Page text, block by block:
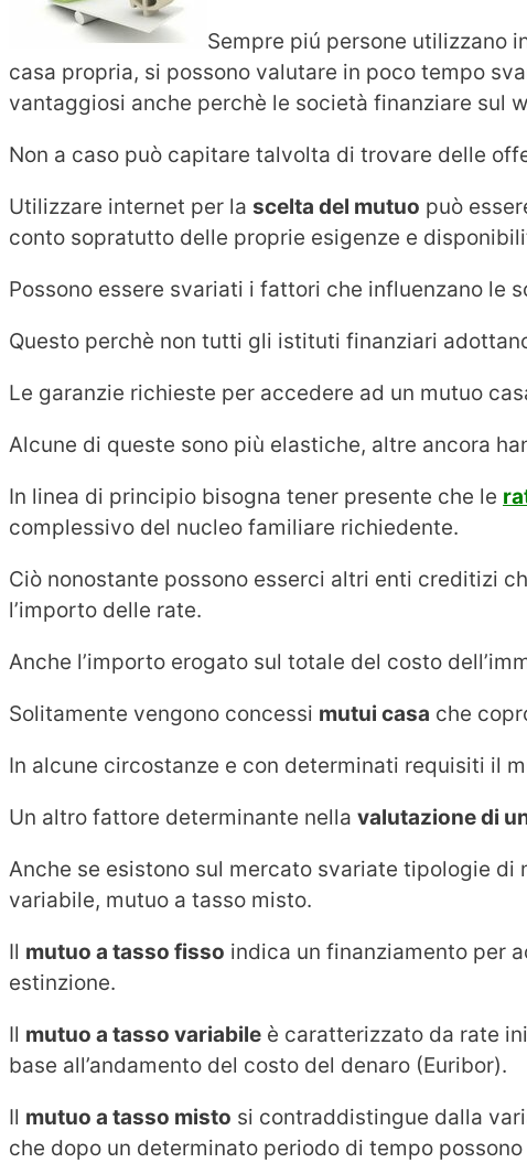
Sempre piú persone utilizzano
casa propria, si possono valutare in poco tempo
vantaggiosi anche perchè le società finanziare sul
Non a caso può capitare talvolta di trovare delle
Utilizzare internet per la scelta del mutuo può
conto sopratutto delle proprie esigenze e
Possono essere svariati i fattori che influenzano le
Questo perchè non tutti gli istituti finanziari
Le garanzie richieste per accedere ad un mutuo
Alcune di queste sono più elastiche, altre ancora
In linea di principio bisogna tener presente che le
complessivo del nucleo familiare richiedente.
Ciò nonostante possono esserci altri enti creditizi
l’importo delle rate.
Anche l’importo erogato sul totale del costo
Solitamente vengono concessi mutui casa che
In alcune circostanze e con determinati requisiti il
Un altro fattore determinante nella valutazione di
Anche se esistono sul mercato svariate tipologie
variabile, mutuo a tasso misto.
Il mutuo a tasso fisso indica un finanziamento per
estinzione.
Il mutuo a tasso variabile è caratterizzato da rate
base all’andamento del costo del denaro (Euribor).
Il mutuo a tasso misto si contraddistingue dalla
che dopo un determinato periodo di tempo